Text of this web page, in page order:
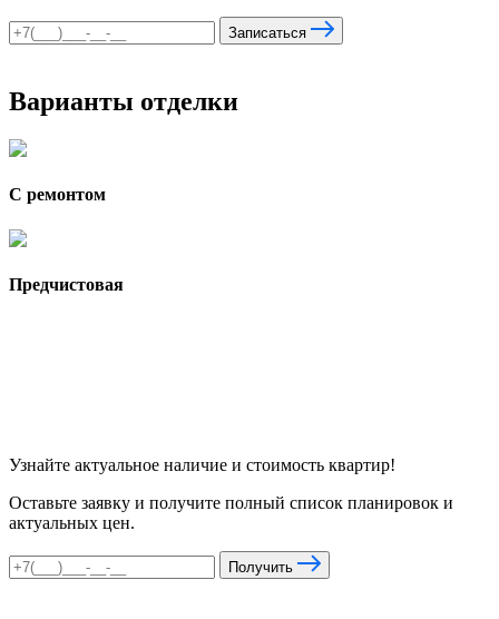
Записаться
Варианты отделки
С ремонтом
Предчистовая
Узнайте актуальное наличие и стоимость квартир!
Оставьте заявку и получите полный список планировок и
актуальных цен.
Получить